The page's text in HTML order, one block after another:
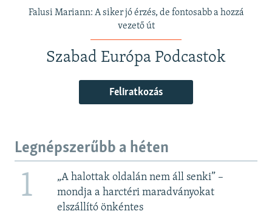
Falusi Mariann: A siker jó érzés, de fontosabb a hozzá
vezető út
Szabad Európa Podcastok
Feliratkozás
Legnépszerűbb a héten
1
„A halottak oldalán nem áll senki” –
mondja a harctéri maradványokat
elszállító önkéntes